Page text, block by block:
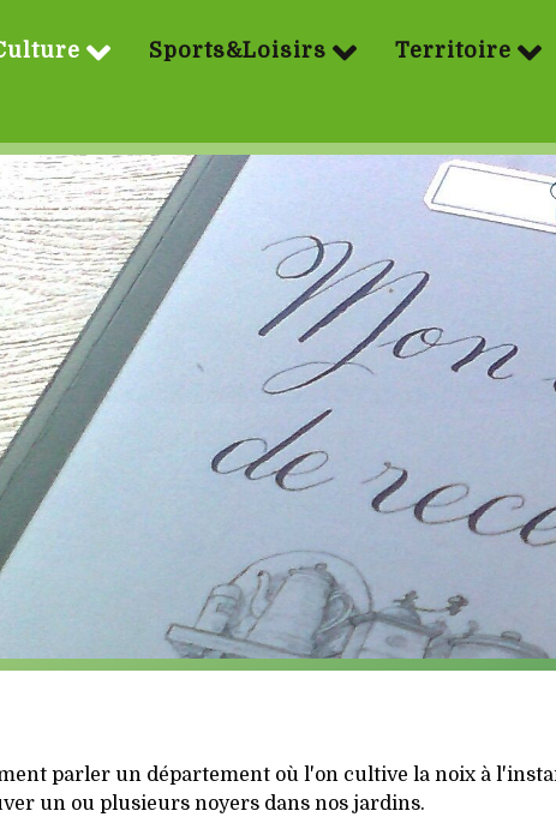
Sports&Loisirs Territoire
parler un département où l'on cultive la noix à
un ou plusieurs noyers dans nos jardins.